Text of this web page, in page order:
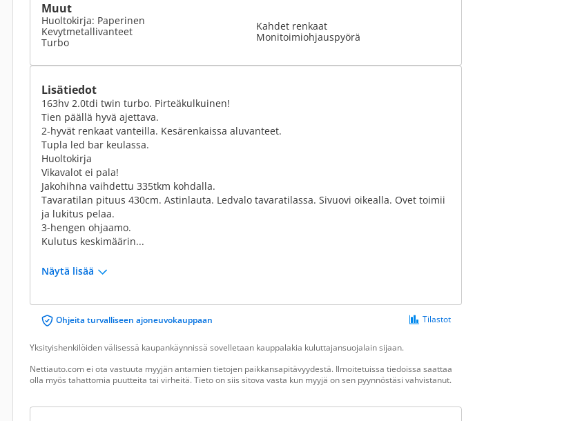
Muut
Huoltokirja: Paperinen
Kevytmetallivanteet
Turbo
Kahdet renkaat
Monitoimiohjauspyörä
Lisätiedot
163hv 2.0tdi twin turbo. Pirteäkulkuinen!
Tien päällä hyvä ajettava.
2-hyvät renkaat vanteilla. Kesärenkaissa aluvanteet.
Tupla led bar keulassa.
Huoltokirja
Vikavalot ei pala!
Jakohihna vaihdettu 335tkm kohdalla.
Tavaratilan pituus 430cm. Astinlauta. Ledvalo tavaratilassa. Sivuovi oikealla. Ovet toimii
ja lukitus pelaa.
3-hengen ohjaamo.
Kulutus keskimäärin...
Näytä lisää
Ohjeita turvalliseen ajoneuvokauppaan Tilastot
Yksityishenkilöiden välisessä kaupankäynnissä sovelletaan kauppalakia kuluttajansuojalain sijaan.
Nettiauto.com ei ota vastuuta myyjän antamien tietojen paikkansapitävyydestä. Ilmoitetuissa tiedoissa saattaa
olla myös tahattomia puutteita tai virheitä. Tieto on siis sitova vasta kun myyjä on sen pyynnöstäsi vahvistanut.